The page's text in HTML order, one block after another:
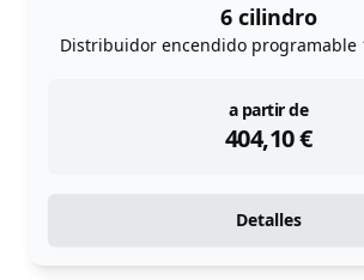
6 cilindro
Distribuidor encendido programable
a partir de
404,10€
instock
Detalles